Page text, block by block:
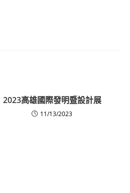
2023高雄國際發明暨設計展
11/13/2023